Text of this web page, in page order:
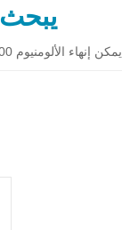
يبحث
200 يمكن إنهاء الألومنيوم